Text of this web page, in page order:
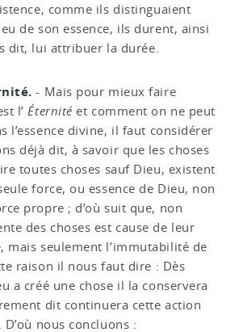
comme ils distinguaient
de son essence, ils durent, ainsi
dit, lui attribuer la durée.
- Mais pour mieux faire
l’ Éternité et comment on ne peut
l’essence divine, il faut considérer
déjà dit, à savoir que les choses
toutes choses sauf Dieu, existent
force, ou essence de Dieu, non
propre ; d’où suit que, non
des choses est cause de leur
mais seulement l’immutabilité de
raison il nous faut dire : Dès
a créé une chose il la conservera
dit continuera cette action
nous concluons :